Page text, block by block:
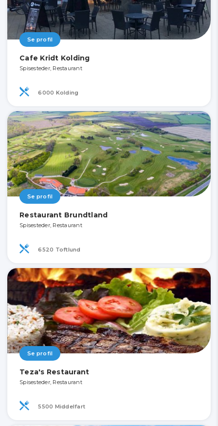
Se profil
Cafe Kridt Kolding
Spisesteder, Restaurant
6000 Kolding
Se profil
Restaurant Brundtland
Spisesteder, Restaurant
6520 Toftlund
Se profil
Teza's Restaurant
Spisesteder, Restaurant
5500 Middelfart